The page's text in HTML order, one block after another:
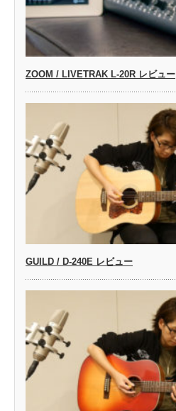
ZOOM / LIVETRAK L-20R レビュー
GUILD / D-240E レビュー